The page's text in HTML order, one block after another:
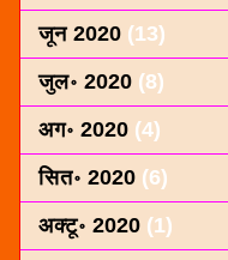
जून 2020 (13)
जुल॰ 2020 (8)
अग॰ 2020 (4)
सित॰ 2020 (6)
अक्टू॰ 2020 (1)